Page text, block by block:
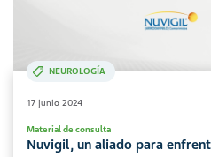
NEUROLOGÍA
17 junio 2024
Material de consulta
Nuvigil, un aliado para